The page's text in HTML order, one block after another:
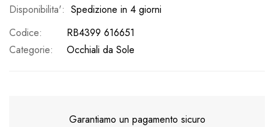
Spedizione in 4 giorni
Codice
RB4399 616651
Categorie:
Occhiali da Sole
Garantiamo un pagamento sicuro